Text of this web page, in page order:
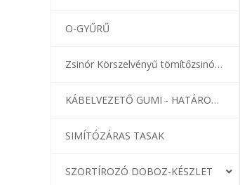
O-GYŰRŰ
Zsinór Körszelvényű tömítőzsinórok
KÁBELVEZETŐ GUMI - HATÁROLÓK
SIMÍTÓZÁRAS TASAK
SZORTÍROZÓ DOBOZ-KÉSZLET